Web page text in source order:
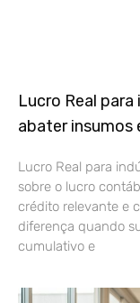
Lucro Real
abater insumos
Lucro Real para
sobre o lucro
crédito relevante e
diferença quando
cumulativo e